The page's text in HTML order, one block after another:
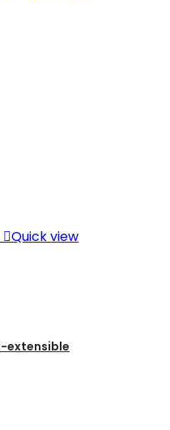
Quick view
extensible